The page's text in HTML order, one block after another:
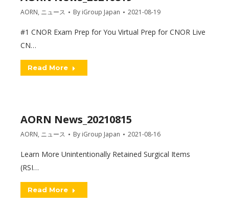
AORN, ニュース By iGroup Japan 2021-08-19
#1 CNOR Exam Prep for You Virtual Prep for CNOR Live
CN…
Read More
AORN News_20210815
AORN, ニュース By iGroup Japan 2021-08-16
Learn More Unintentionally Retained Surgical Items
(RSI…
Read More